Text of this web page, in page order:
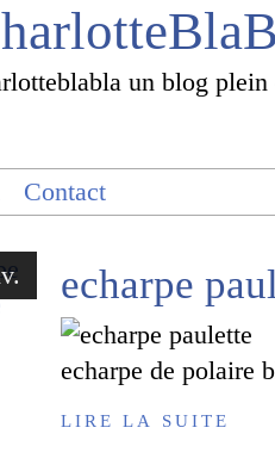
un blog plein
Contact
echarpe
echarpe de polaire
LIRE LA SUITE